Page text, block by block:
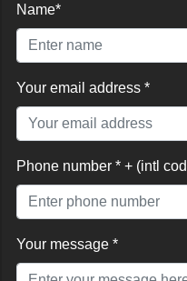
Name*
Your email address *
Phone number * + (intl
Your message *